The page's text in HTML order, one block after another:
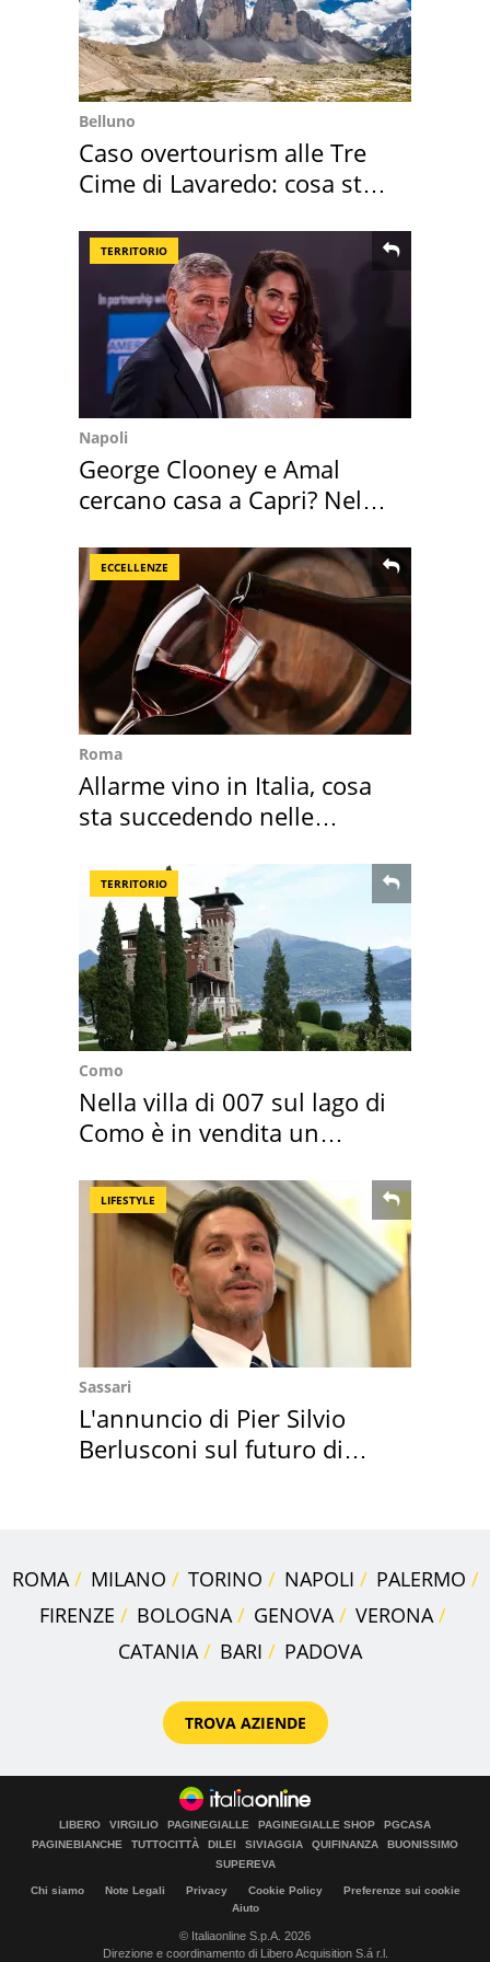
Belluno
Caso overtourism alle Tre
Cime di Lavaredo: cosa sta
TERRITORIO
Napoli
George Clooney e Amal
cercano casa a Capri? Nel
ECCELLENZE
Roma
Allarme vino in Italia, cosa
sta succedendo nelle
TERRITORIO
Como
Nella villa di 007 sul lago di
Como è in vendita un
LIFESTYLE
Sassari
L'annuncio di Pier Silvio
Berlusconi sul futuro di
ROMA MILANO TORINO NAPOLI
PALERMO
FIRENZE
BOLOGNA GENOVA
VERONA
CATANIA
BARI PADOVA
TROVA AZIENDE
LIBERO VIRGILIO PAGINEGIALLE PAGINEGIALLE SHOP
PGCASA
PAGINEBIANCHE
TUTTOCITTÀ DILEI SIVIAGGIA QUIFINANZA
BUONISSIMO
SUPEREVA
Chi siamo Note Legali Privacy Cookie Policy
Preferenze sui cookie
Aiuto
© Italiaonline S.p.A. 2026
Direzione e coordinamento di Libero Acquisition S.á r.l.